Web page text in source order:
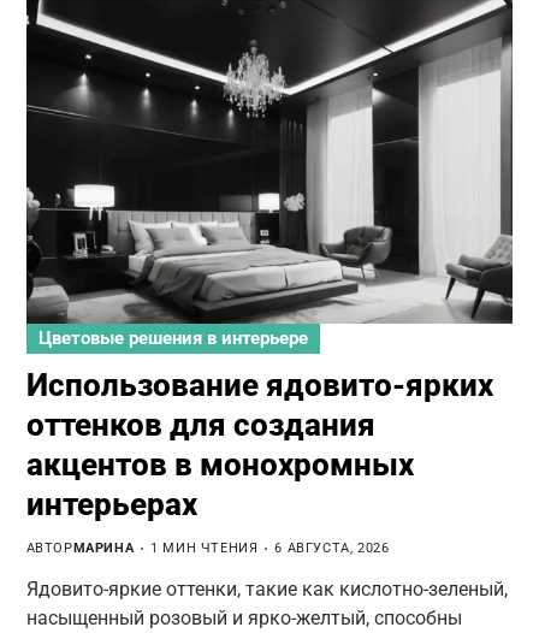
Цветовые решения в интерьере
Использование ядовито-ярких
оттенков для создания
акцентов в монохромных
интерьерах
АВТОРМАРИНА 1 МИН ЧТЕНИЯ 6 АВГУСТА, 2026
Ядовито-яркие оттенки, такие как кислотно-зеленый,
насыщенный розовый и ярко-желтый, способны